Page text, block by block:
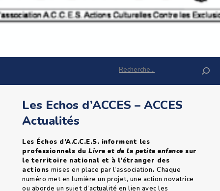
Les Echos d’ACCES – ACCES
Actualités
Les Échos d’A.C.C.E.S. informent les
professionnels du Livre et de la petite enfance sur
le territoire national et à l’étranger des
actions mises en place par l’association. Chaque
numéro met en lumière un projet, une action novatrice
ou aborde un sujet d’actualité en lien avec les